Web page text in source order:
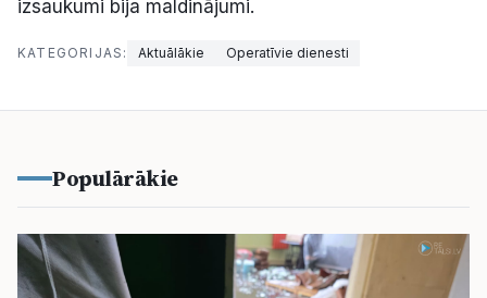
E-avīze Abonē
izsaukumi bija maldinājumi.
KATEGORIJAS: Aktuālākie Operatīvie dienesti
Populārākie